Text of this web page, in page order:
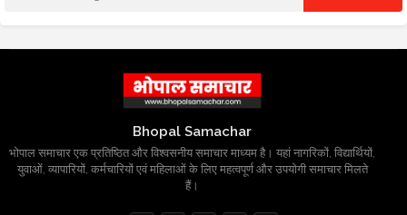
Bhopal Samachar
भोपाल समाचार एक प्रतिष्ठित और विश्वसनीय समाचार माध्यम है। यहां नागरिकों, विद्यार्थियों,
युवाओं, व्यापारियों, कर्मचारियों एवं महिलाओं के लिए महत्वपूर्ण और उपयोगी समाचार मिलते
हैं।